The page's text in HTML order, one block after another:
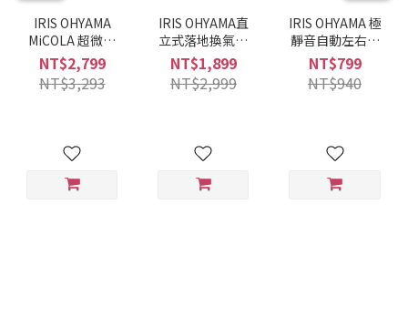
IRIS OHYAMA
MiCOLA 超微細
泡蓮蓬頭 SH-
M01-W
NT$2,799
NT$3,293
IRIS OHYAMA直
立式落地換氣風
扇 遙控款 STF-
AC15T
NT$1,899
NT$2,999
IRIS OHYAMA 極
靜音自動左右擺
動DC循環扇
TAF-MKM10
NT$799
NT$940